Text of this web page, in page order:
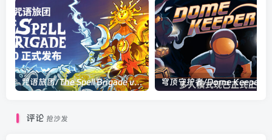
咒语旅团/The Spell Brigade v1.0.5.17381|动作冒险|容量3.3GB|官方中文版
评论 抢沙发